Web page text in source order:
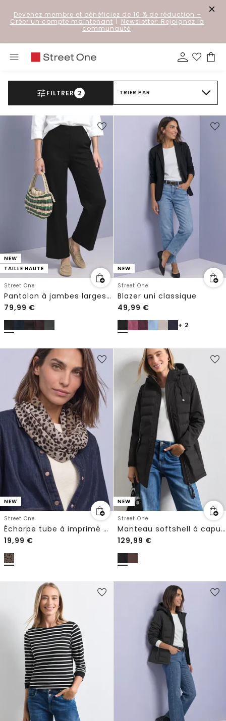
Devenez membre et bénéficiez de 10 % de réduction –
Créer un compte maintenant | Newsletter: Rejoignez la
communauté
FILTRER 2 TRIER PAR
NEW
TAILLE HAUTE
Street One
Pantalon à jambes larges avec boutons décoratifs
79,99 €
NEW
Street One
Blazer uni classique
49,99 €
+ 2
NEW
Street One
Écharpe tube à imprimé graphique
19,99 €
NEW
Street One
Manteau softshell à capuche et détails matelassés
129,99 €